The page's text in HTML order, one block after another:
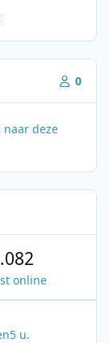
0
deze
online
5 u.